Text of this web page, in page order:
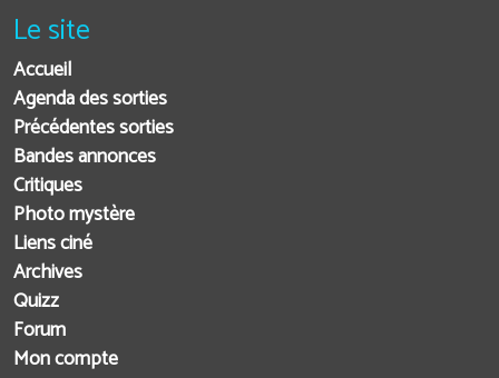
Le site
Accueil
Agenda des sorties
Précédentes sorties
Bandes annonces
Critiques
Photo mystère
Liens ciné
Archives
Quizz
Forum
Mon compte